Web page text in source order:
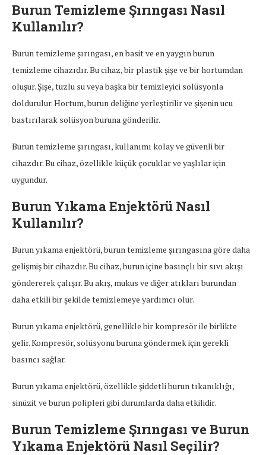
Burun Temizleme Şırıngası Nasıl
Kullanılır?
Burun temizleme şırıngası, en basit ve en yaygın burun
temizleme cihazıdır. Bu cihaz, bir plastik şişe ve bir hortumdan
oluşur. Şişe, tuzlu su veya başka bir temizleyici solüsyonla
doldurulur. Hortum, burun deliğine yerleştirilir ve şişenin ucu
bastırılarak solüsyon buruna gönderilir.
Burun temizleme şırıngası, kullanımı kolay ve güvenli bir
cihazdır. Bu cihaz, özellikle küçük çocuklar ve yaşlılar için
uygundur.
Burun Yıkama Enjektörü Nasıl
Kullanılır?
Burun yıkama enjektörü, burun temizleme şırıngasına göre daha
gelişmiş bir cihazdır. Bu cihaz, burun içine basınçlı bir sıvı akışı
göndererek çalışır. Bu akış, mukus ve diğer atıkları burundan
daha etkili bir şekilde temizlemeye yardımcı olur.
Burun yıkama enjektörü, genellikle bir kompresör ile birlikte
gelir. Kompresör, solüsyonu buruna göndermek için gerekli
basıncı sağlar.
Burun yıkama enjektörü, özellikle şiddetli burun tıkanıklığı,
sinüzit ve burun polipleri gibi durumlarda daha etkilidir.
Burun Temizleme Şırıngası ve Burun
Yıkama Enjektörü Nasıl Seçilir?